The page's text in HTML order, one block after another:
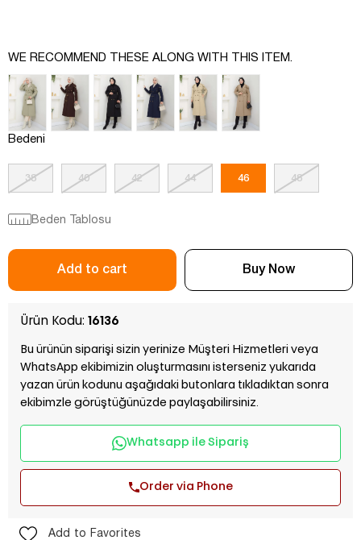
WE RECOMMEND THESE ALONG WITH THIS ITEM.
Bedeni
38 40 42 44 46 48
Beden Tablosu
Ürün Kodu: 16136
Bu ürünün siparişi sizin yerinize Müşteri Hizmetleri veya
WhatsApp ekibimizin oluşturmasını isterseniz yukarıda
yazan ürün kodunu aşağıdaki butonlara tıkladıktan sonra
ekibimzle görüştüğünüzde paylaşabilirsiniz.
Whatsapp ile Sipariş
Order via Phone
Add to Favorites